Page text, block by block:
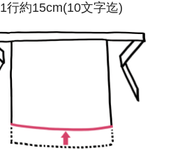
1行約15cm(10文字迄)